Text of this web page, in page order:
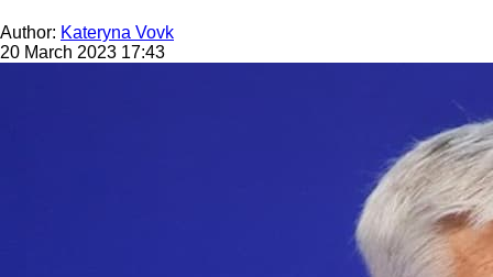
Author: Kateryna Vovk
20 March 2023 17:43